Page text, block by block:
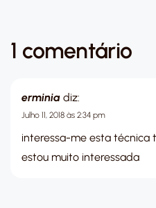
1 comentário
erminia diz:
Julho 11, 2018 às 2:34 pm
interessa-me esta técnica
estou muito interessada